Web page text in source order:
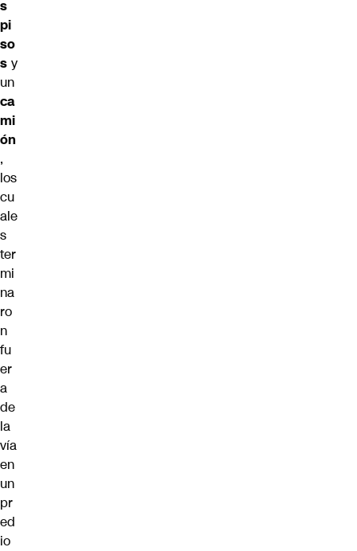
s
pi
so
s y
un
ca
mi
ón
,
los
cu
ale
s
ter
mi
na
ro
n
fu
er
a
de
la
vía
en
un
pr
ed
io